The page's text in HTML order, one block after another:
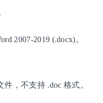
2007-2019 (.docx)。
，不支持 .doc 格式。